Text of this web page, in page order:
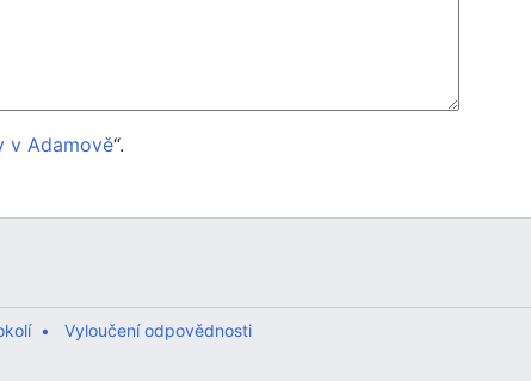
v Adamově“.
Vyloučení odpovědnosti